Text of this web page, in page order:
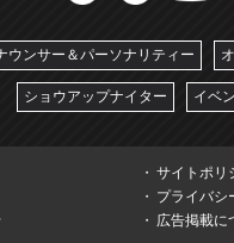
ウンサー＆パーソナリティー
ショウアップナイター イベ
サイトポリ
プライバシ
広告掲載に